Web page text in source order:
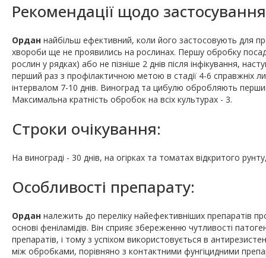
Рекомендації щодо
Ордан найбільш ефективний, коли його застосовують для
хвороби ще не проявились на рослинах. Першу обробку
рослин у рядках) або не пізніше 2 днів після інфікування,
перший раз з профілактичною метою в стадії 4-6 справжніх
інтервалом 7-10 днів. Виноград та цибулю обробляють
Максимальна кратність обробок на всіх культурах - 3.
Строки очікування:
На винограді - 30 днів, на огірках та томатах відкритого
Особливості препарату:
Ордан належить до переліку найефективніших препаратів
основі феніламідів. Він сприяє збереженню чутливості
препаратів, і тому з успіхом використовується в
між обробками, порівняно з контактними фунгіцидними